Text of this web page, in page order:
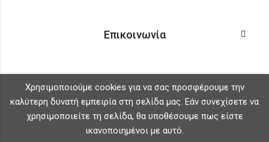
Επικοινωνία
Χρησιμοποιούμε cookies για να σας προσφέρουμε την
καλύτερη δυνατή εμπειρία στη σελίδα μας. Εάν συνεχίσετε να
χρησιμοποιείτε τη σελίδα, θα υποθέσουμε πως είστε
ικανοποιημένοι με αυτό.